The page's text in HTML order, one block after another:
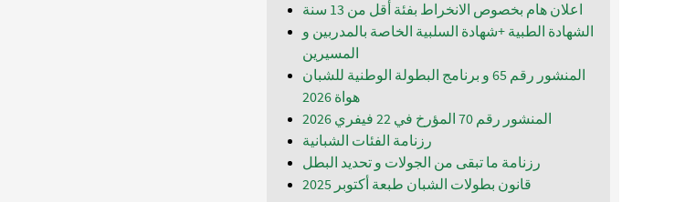
اعلان هام بخصوص الانخراط بفئة أقل من 13 سنة
الشهادة الطبية +شهادة السلبية الخاصة بالمدربين و
المسيرين
المنشور رقم 65 و برنامج البطولة الوطنية للشبان
المنشور رقم 70 المؤرخ في 22 فيفري 2026
رزنامة الفئات الشبانية
رزنامة ما تبقى من الجولات و تحديد البطل
قانون بطولات الشبان طبعة أكتوبر 2025